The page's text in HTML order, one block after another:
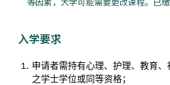
入学要求
申请者需持有心理、护理、教育
之学士学位或同等资格；